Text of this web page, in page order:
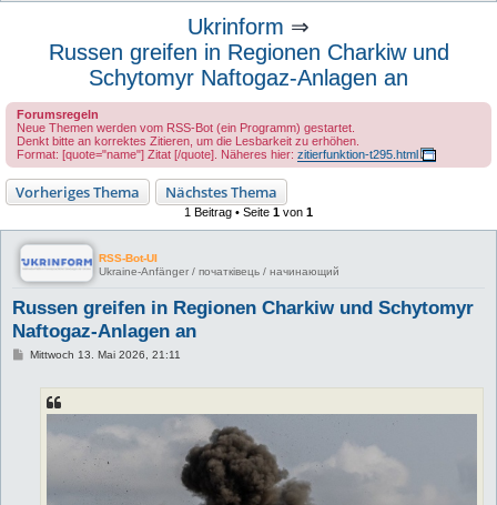
Ukrinform ⇒
Russen greifen in Regionen Charkiw und
Schytomyr Naftogaz-Anlagen an
Forumsregeln
Neue Themen werden vom RSS-Bot (ein Programm) gestartet.
Denkt bitte an korrektes Zitieren, um die Lesbarkeit zu erhöhen.
Format: [quote="name"] Zitat [/quote]. Näheres hier: zitierfunktion-t295.html
Vorheriges Thema Nächstes Thema
1 Beitrag • Seite 1 von 1
RSS-Bot-UI
Ukraine-Anfänger / початківець / начинающий
Russen greifen in Regionen Charkiw und Schytomyr
Naftogaz-Anlagen an
BMittwoch 13. Mai 2026, 21:11